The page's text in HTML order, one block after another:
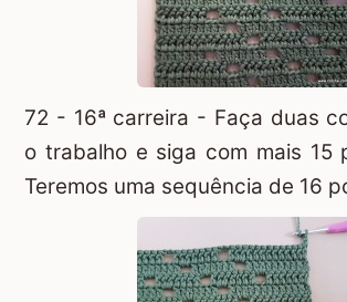
72 - 16ª carreira - Faça duas
o trabalho e siga com mais 15
Teremos uma sequência de 16